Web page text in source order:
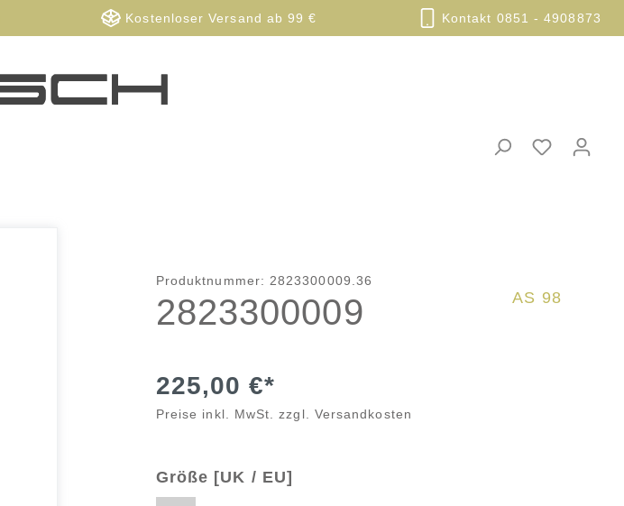
Kostenloser Versand ab 99 € Kontakt 0851 - 4908873
2823300009
Produktnummer: 2823300009.36
AS 98
225,00 €*
Preise inkl. MwSt. zzgl. Versandkosten
Größe [UK / EU]